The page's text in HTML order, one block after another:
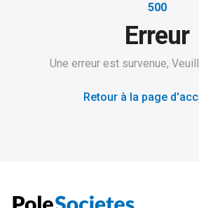
500
Erreur
Une erreur est survenue,
Retour à la page